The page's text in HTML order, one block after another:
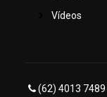
Vídeos
(62) 4013 7489